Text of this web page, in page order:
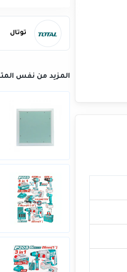
توتال
المزيد من نفس